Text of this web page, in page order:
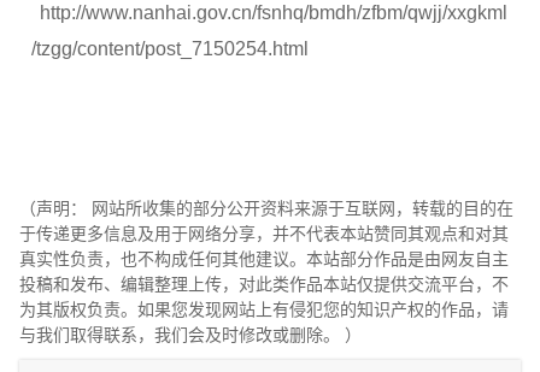
http://www.nanhai.gov.cn/fsnhq/bmdh/zfbm/qwjj/xxgkml
/tzgg/content/post_7150254.html
（声明： 网站所收集的部分公开资料来源于互联网，转载的目的在
于传递更多信息及用于网络分享，并不代表本站赞同其观点和对其
真实性负责，也不构成任何其他建议。本站部分作品是由网友自主
投稿和发布、编辑整理上传，对此类作品本站仅提供交流平台，不
为其版权负责。如果您发现网站上有侵犯您的知识产权的作品，请
与我们取得联系，我们会及时修改或删除。 ）